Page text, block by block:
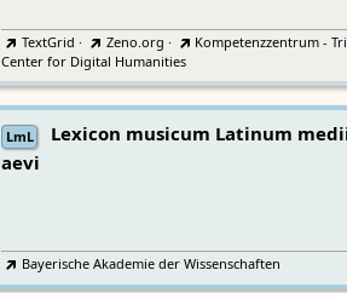
TextGrid · Zeno.org ·
Kompetenzzentrum -
Center for Digital Humanities
LmL
Lexicon musicum Latinum
aevi
Bayerische Akademie der Wissenschaften